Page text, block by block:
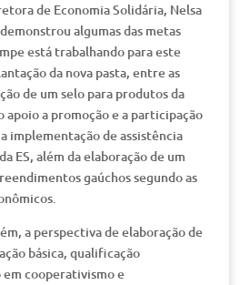
de Economia Solidária, Nelsa
algumas das metas
está trabalhando para este
da nova pasta, entre as
de um selo para produtos da
apoio a promoção e a participação
implementação de assistência
ES, além da elaboração de um
gaúchos segundo as
a perspectiva de elaboração de
básica, qualificação
cooperativismo e